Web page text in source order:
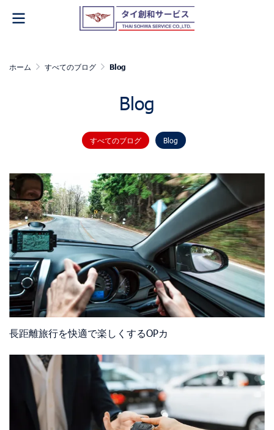
ホーム すべてのブログ Blog
Blog
すべてのブログ Blog
長距離旅行を快適で楽しくするOPカ